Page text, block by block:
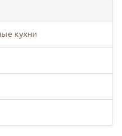
кухни